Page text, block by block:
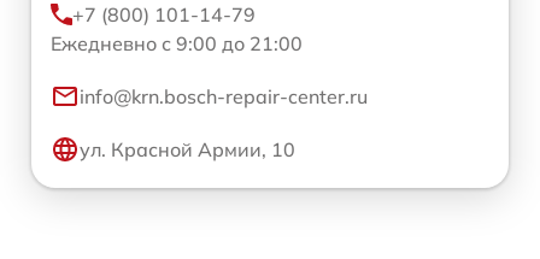
+7 (800) 101-14-79
Ежедневно с 9:00 до 21:00
info@krn.bosch-repair-center.ru
ул. Красной Армии, 10